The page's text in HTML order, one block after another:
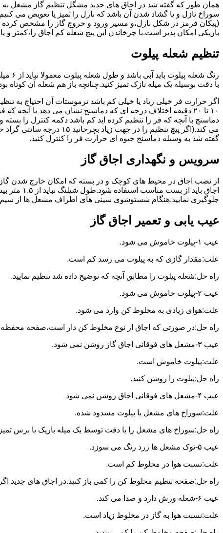
همان طور که گفته شد در اجاق های جدید مشگل تنظیم گاز مشعل
سوراخ نازل و یا گشاد شدن آن باشد که نازل را تمیز یا تعویض می
(پیکان قرمز در شکل نازل،و مسیر ورود و خروج گاز را مشخص
باریکی امکان پذیر است.با چرخاندن این پیچ شعله کم اجاق را،کمتر
تنظیم شعله پیلوت
رنگ
با دقت بوسیله یک میله نازک تمیز کنید.چنانچه باز هم شعله آن
گفته شد به وسیله دماسنج جیوه ای حرارت فر را کنترل کنید.
سرویس و نگهداری اجاق گاز
از نصب اجاق در محیط های کوچک و در بسته که امکان خارج شدن
اجاق
جلوگیری نمایید.هنگام شستوشوی سینی های اطراف مشعل ها از سیم
عیب یابی و تعمیر اجاق گاز
عیب ۱-پیلوت خاموش می شود.
علت:مقدار گازی که به پیلوت می رسد کم است.
راه حل:شعله پیلوت را مطابق آنچه که توضیح داده شد تنظیم نمایید.
عیب ۲-پیلوت خاموش می شود.
علت:هوای زیادی به مخلوط کن وارد می شود.
راه حل:در صورتی که اجاق از نوع مخلوط کن دار است،صفحه محفظه
عیب ۳-مشعل های فوقانی اجاق گاز روشن نمی شود.
علت:پیلوت خاموش است.
راه حل:پیلوت را روشن کنید.
عیب ۴-مشعل های فوقانی اجاق روشن نمی شود
علت:سوراخ های مشعل یا پیلوت مسدود شده.
راه حل:سوراخ های مشعل را با دقت توسط یک میله باریک یا برس تمیز
عیب ۵-نوک مشعل ها زرد رنگ می سوزد.
علت:نسبت هوا در مخلوط کم است.
راه حل:صفحه تنظیم مخلوط کن را کمی باز کنید.در اجاق های جدید اگر
عیب ۶-شعله وزش دارد و صدا می کند.
علت:نسبت هوا به گاز در مخلوط زیاد است.